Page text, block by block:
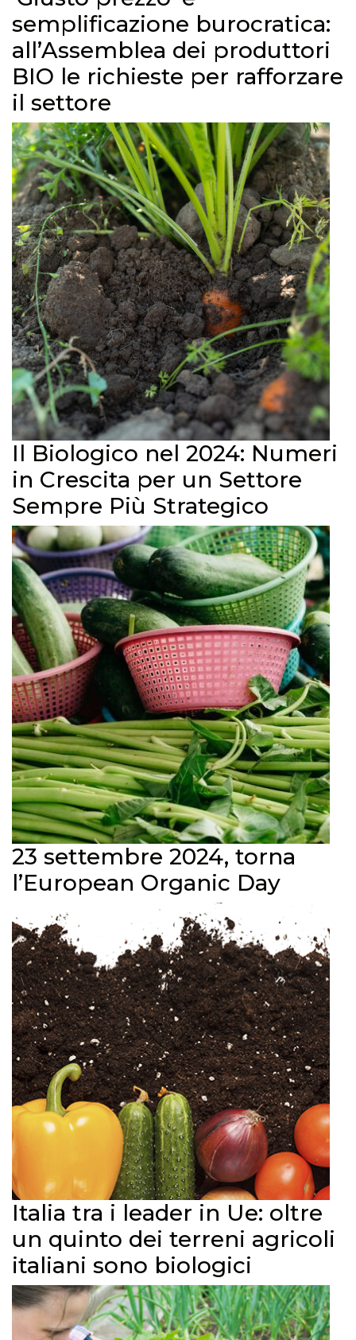
semplificazione burocratica:
all’Assemblea dei produttori
BIO le richieste per rafforzare
il settore
Il Biologico nel 2024: Numeri
in Crescita per un Settore
Sempre Più Strategico
23 settembre 2024, torna
l’European Organic Day
Italia tra i leader in Ue: oltre
un quinto dei terreni agricoli
italiani sono biologici